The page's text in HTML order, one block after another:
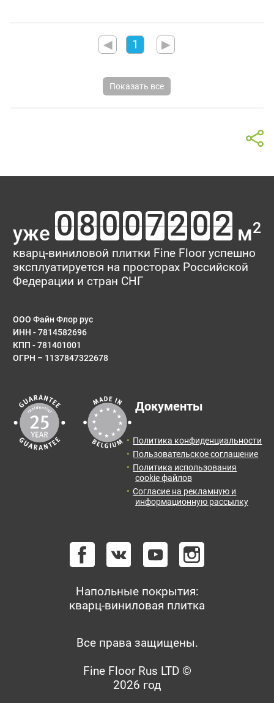
◀ 1 ▶
Показать все
уже м2
кварц-виниловой плитки Fine Floor успешно
эксплуатируется на просторах Российской
Федерации и стран СНГ
ООО Файн Флор рус
ИНН - 7814582696
КПП - 781401001
ОГРН – 1137847322678
Документы
Политика конфиденциальности
Пользовательское соглашение
Политика использования
cookie файлов
Согласие на рекламную и
информационную рассылку
Напольные покрытия:
кварц-виниловая плитка
Все права защищены.
Fine Floor Rus LTD ©
2026 год